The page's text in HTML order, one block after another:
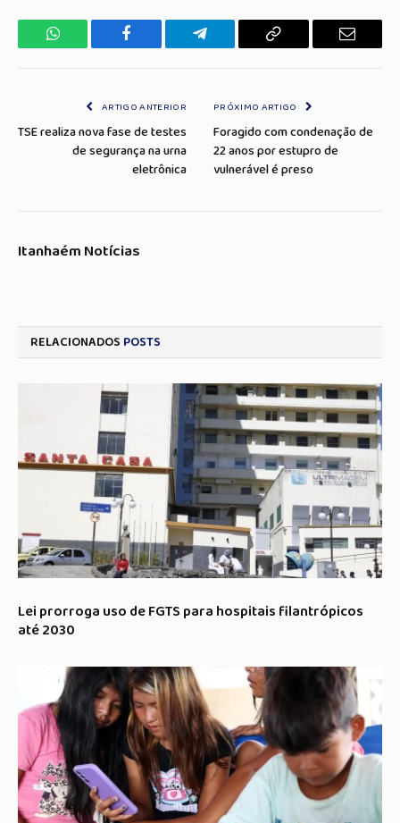
WhatsApp Facebook Telegrama Copiar
E-
ARTIGO ANTERIOR
TSE realiza nova fase de testes
de segurança na urna
eletrônica
PRÓXIMO ARTIGO
Foragido com condenação de
22 anos por estupro de
vulnerável é preso
Itanhaém Notícias
RELACIONADOS POSTS
Lei prorroga uso de FGTS para hospitais filantrópicos
até 2030